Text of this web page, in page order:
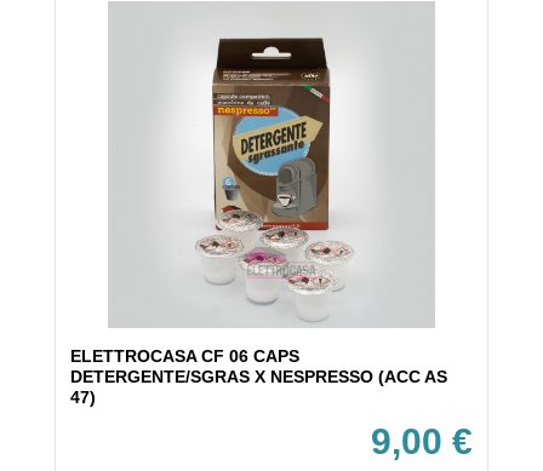
ELETTROCASA CF 06 CAPS
DETERGENTE/SGRAS X NESPRESSO (ACC AS
47)
9,00 €